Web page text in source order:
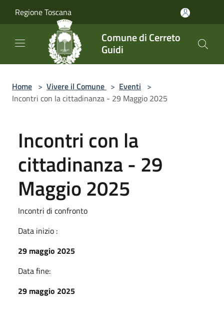
Regione Toscana
Comune di Cerreto
Guidi
Home > Vivere il Comune > Eventi >
Incontri con la cittadinanza - 29 Maggio 2025
Incontri con la
cittadinanza - 29
Maggio 2025
Incontri di confronto
Data inizio :
29 maggio 2025
Data fine:
29 maggio 2025